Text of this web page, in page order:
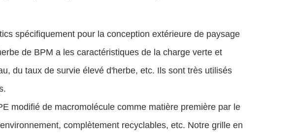
spécifiquement pour la conception extérieure de paysage
de BPM a les caractéristiques de la charge verte et
du taux de survie élevé d'herbe, etc. Ils sont très utilisés
modifié de macromolécule comme matière première par le
complètement recyclables, etc. Notre grille en